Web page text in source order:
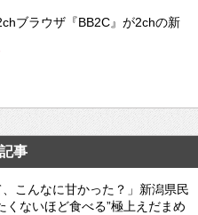
ブラウザ『BB2C』が2chの新
事
、こんなに甘かった？」新潟県民
くないほど食べる”極上えだまめ